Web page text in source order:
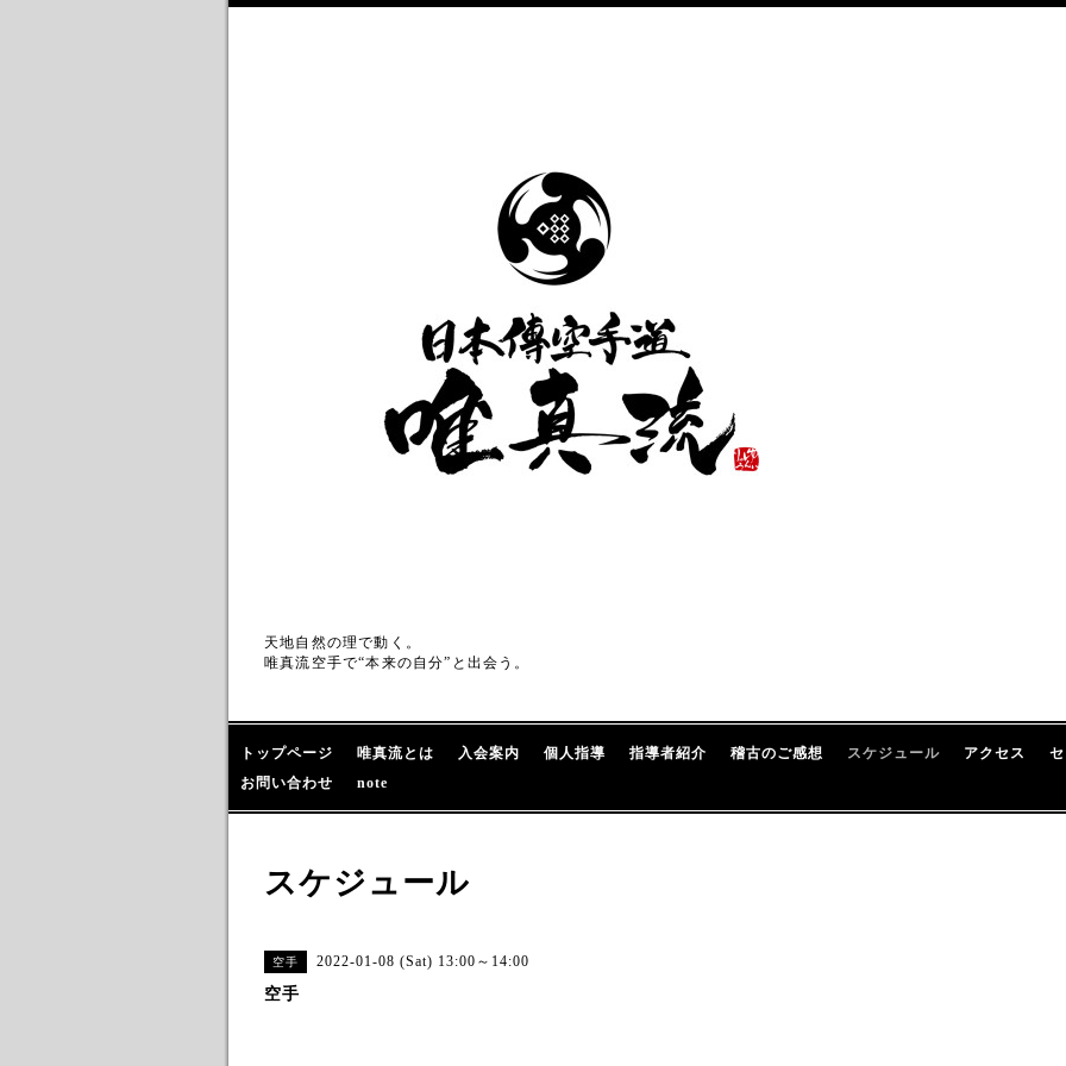
天地自然の理で動く。
唯真流空手で“本来の自分”と出会う。
トップページ 唯真流とは 入会案内 個人指導 指導者紹介 稽古のご感想 スケジュール アクセス
お問い合わせ
note
スケジュール
空手 2022-01-08 (Sat) 13:00～14:00
空手